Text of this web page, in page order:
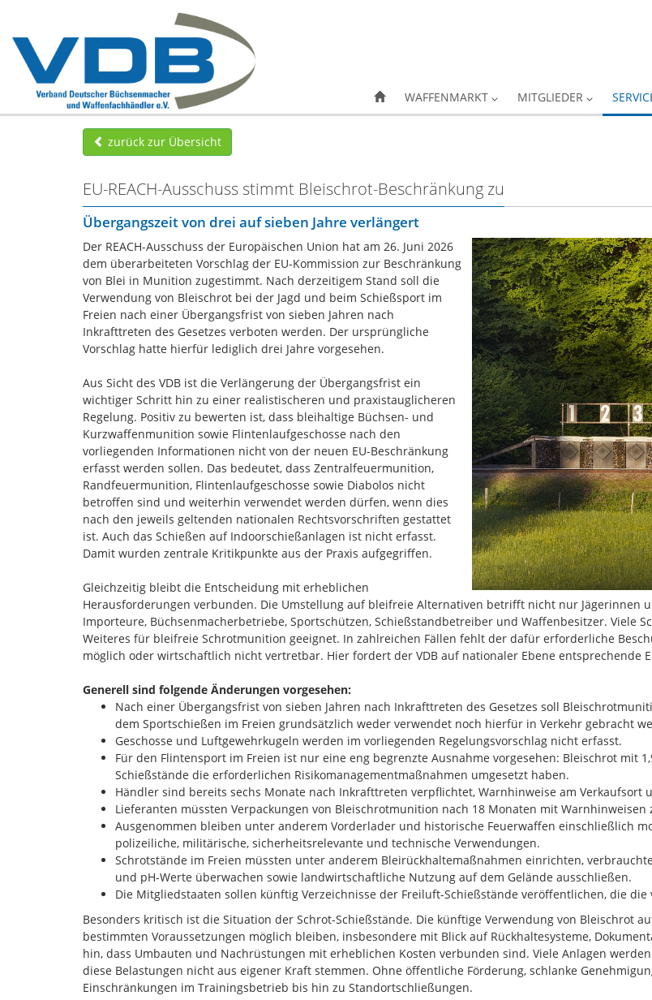
WAFFENMARKT MITGLIEDER
zurück zur Übersicht
EU-REACH-Ausschuss stimmt Bleischrot-Beschränkung zu
Übergangszeit von drei auf sieben Jahre verlängert
Der REACH-Ausschuss der Europäischen Union hat am 26. Juni 2026
dem überarbeiteten Vorschlag der EU-Kommission zur Beschränkung
von Blei in Munition zugestimmt. Nach derzeitigem Stand soll die
Verwendung von Bleischrot bei der Jagd und beim Schießsport im
Freien nach einer Übergangsfrist von sieben Jahren nach
Inkrafttreten des Gesetzes verboten werden. Der ursprüngliche
Vorschlag hatte hierfür lediglich drei Jahre vorgesehen.
Aus Sicht des VDB ist die Verlängerung der Übergangsfrist ein
wichtiger Schritt hin zu einer realistischeren und praxistauglicheren
Regelung. Positiv zu bewerten ist, dass bleihaltige Büchsen- und
Kurzwaffenmunition sowie Flintenlaufgeschosse nach den
vorliegenden Informationen nicht von der neuen EU-Beschränkung
erfasst werden sollen. Das bedeutet, dass Zentralfeuermunition,
Randfeuermunition, Flintenlaufgeschosse sowie Diabolos nicht
betroffen sind und weiterhin verwendet werden dürfen, wenn dies
nach den jeweils geltenden nationalen Rechtsvorschriften gestattet
ist. Auch das Schießen auf Indoorschießanlagen ist nicht erfasst.
Damit wurden zentrale Kritikpunkte aus der Praxis aufgegriffen.
Gleichzeitig bleibt die Entscheidung mit erheblichen
Herausforderungen verbunden. Die Umstellung auf bleifreie Alternativen betrifft nicht nur Jägerinnen
Importeure, Büchsenmacherbetriebe, Sportschützen, Schießstandbetreiber und Waffenbesitzer. Viele
Weiteres für bleifreie Schrotmunition geeignet. In zahlreichen Fällen fehlt der dafür erforderliche
möglich oder wirtschaftlich nicht vertretbar. Hier fordert der VDB auf nationaler Ebene entsprechende
Generell sind folgende Änderungen vorgesehen:
Nach einer Übergangsfrist von sieben Jahren nach Inkrafttreten des Gesetzes soll
dem Sportschießen im Freien grundsätzlich weder verwendet noch hierfür in Verkehr gebracht
Geschosse und Luftgewehrkugeln werden im vorliegenden Regelungsvorschlag nicht erfasst.
Für den Flintensport im Freien ist nur eine eng begrenzte Ausnahme vorgesehen: Bleischrot mit
Schießstände die erforderlichen Risikomanagementmaßnahmen umgesetzt haben.
Händler sind bereits sechs Monate nach Inkrafttreten verpflichtet, Warnhinweise am
Lieferanten müssten Verpackungen von Bleischrotmunition nach 18 Monaten mit
Ausgenommen bleiben unter anderem Vorderlader und historische Feuerwaffen einschließlich
polizeiliche, militärische, sicherheitsrelevante und technische Verwendungen.
Schrotstände im Freien müssten unter anderem Bleirückhaltemaßnahmen einrichten,
und pH-Werte überwachen sowie landwirtschaftliche Nutzung auf dem Gelände ausschließen.
Die Mitgliedstaaten sollen künftig Verzeichnisse der Freiluft-Schießstände veröffentlichen, die
Besonders kritisch ist die Situation der Schrot-Schießstände. Die künftige Verwendung von Bleischrot
bestimmten Voraussetzungen möglich bleiben, insbesondere mit Blick auf Rückhaltesysteme,
hin, dass Umbauten und Nachrüstungen mit erheblichen Kosten verbunden sind. Viele Anlagen
diese Belastungen nicht aus eigener Kraft stemmen. Ohne öffentliche Förderung, schlanke
Einschränkungen im Trainingsbetrieb bis hin zu Standortschließungen.